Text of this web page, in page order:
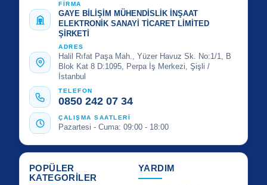
FİRMA
GAYE BİLİŞİM MÜHENDİSLİK İNŞAAT
ELEKTRONİK SANAYİ TİCARET LİMİTED
ŞİRKETİ
ADRES
Halil Rıfat Paşa Mah., Yüzer Havuz Sk. No:1/1, B
Blok Kat 8 D:1095, Perpa İş Merkezi, Şişli /
İstanbul
TELEFON
0850 242 07 34
ÇALIŞMA SAATLERİ
Pazartesi - Cuma: 09:00 - 18:00
POPÜLER
KATEGORİLER
YARDIM